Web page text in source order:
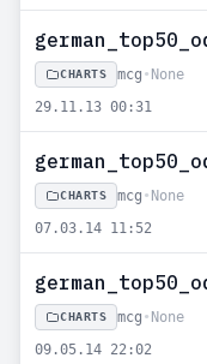
CHARTS mcg • None
29.11.13 00:31
CHARTS mcg • None
07.03.14 11:52
CHARTS mcg • None
09.05.14 22:02